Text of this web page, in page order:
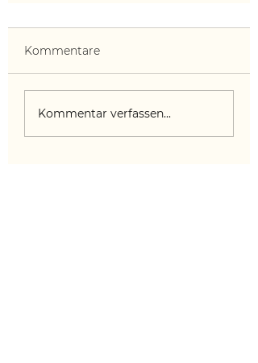
Kommentare
Kommentar verfassen...